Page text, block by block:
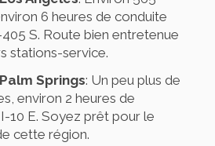
6 heures de conduite
S. Route bien entretenue
stations-service.
Springs: Un peu plus de
environ 2 heures de
10 E. Soyez prêt pour le
cette région.